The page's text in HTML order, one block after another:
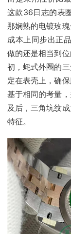
这款36日志的表
那娴熟的电镀玫
成本上同步出正
做的还是相当到
初，蚝式外圈的
定在表壳上，确
基于相同的考量
及后，三角坑纹
特征。